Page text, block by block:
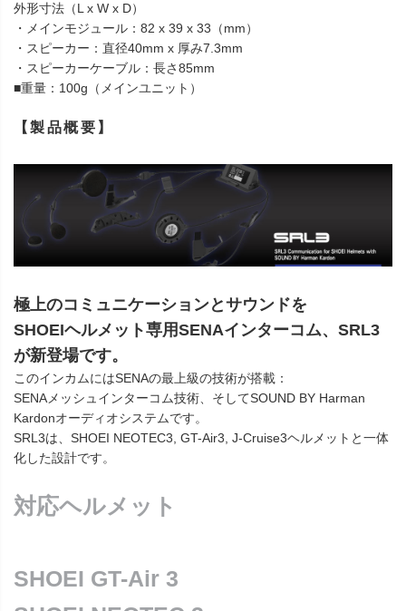
外形寸法（L x W x D）
・メインモジュール：82 x 39 x 33（mm）
・スピーカー：直径40mm x 厚み7.3mm
・スピーカーケーブル：長さ85mm
■重量：100g（メインユニット）
【製品概要】
極上のコミュニケーションとサウンドを
SHOEIヘルメット専用SENAインターコム、SRL3
が新登場です。
このインカムにはSENAの最上級の技術が搭載：
SENAメッシュインターコム技術、そしてSOUND BY Harman
Kardonオーディオシステムです。
SRL3は、SHOEI NEOTEC3, GT-Air3, J-Cruise3ヘルメットと一体
化した設計です。
対応ヘルメット
SHOEI GT-Air 3